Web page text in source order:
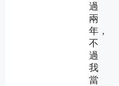
過
兩
年，
不
過
我
當